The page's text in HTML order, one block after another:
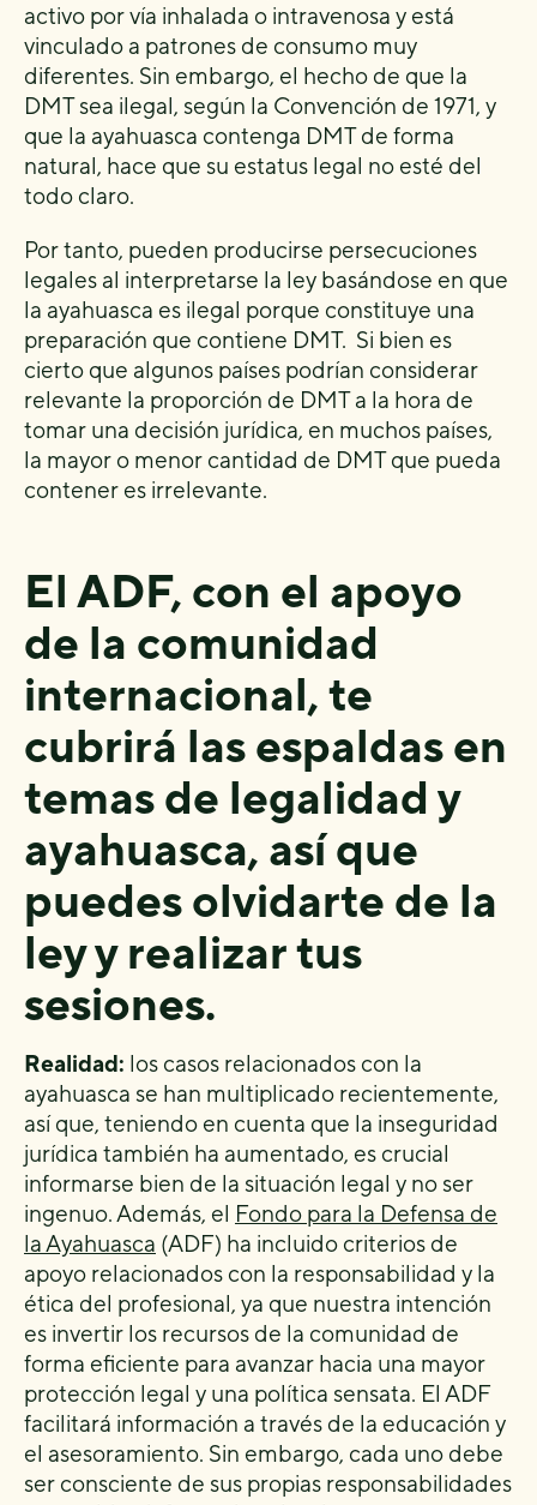
activo por vía inhalada o intravenosa y está
vinculado a patrones de consumo muy
diferentes. Sin embargo, el hecho de que la
DMT sea ilegal, según la Convención de 1971, y
que la ayahuasca contenga DMT de forma
natural, hace que su estatus legal no esté del
todo claro.
Por tanto, pueden producirse persecuciones
legales al interpretarse la ley basándose en que
la ayahuasca es ilegal porque constituye una
preparación que contiene DMT. Si bien es
cierto que algunos países podrían considerar
relevante la proporción de DMT a la hora de
tomar una decisión jurídica, en muchos países,
la mayor o menor cantidad de DMT que pueda
contener es irrelevante.
El ADF, con el apoyo
de la comunidad
internacional, te
cubrirá las espaldas en
temas de legalidad y
ayahuasca, así que
puedes olvidarte de la
ley y realizar tus
sesiones.
Realidad: los casos relacionados con la
ayahuasca se han multiplicado recientemente,
así que, teniendo en cuenta que la inseguridad
jurídica también ha aumentado, es crucial
informarse bien de la situación legal y no ser
ingenuo. Además, el Fondo para la Defensa de
la Ayahuasca (ADF) ha incluido criterios de
apoyo relacionados con la responsabilidad y la
ética del profesional, ya que nuestra intención
es invertir los recursos de la comunidad de
forma eficiente para avanzar hacia una mayor
protección legal y una política sensata. El ADF
facilitará información a través de la educación y
el asesoramiento. Sin embargo, cada uno debe
ser consciente de sus propias responsabilidades